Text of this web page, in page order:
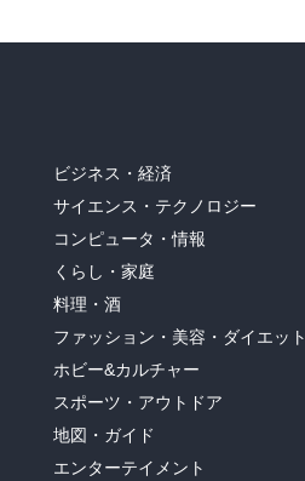
ビジネス・経済
サイエンス・テクノロジー
コンピュータ・情報
くらし・家庭
料理・酒
ファッション・美容・ダイエット
ホビー&カルチャー
スポーツ・アウトドア
地図・ガイド
エンターテイメント